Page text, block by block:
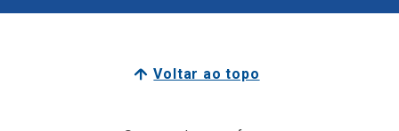
Voltar ao topo